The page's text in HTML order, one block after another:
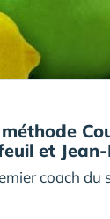
et
coach du